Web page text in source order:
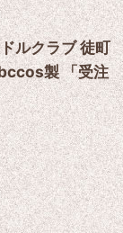
ルクラブ 徒町
製 「受注